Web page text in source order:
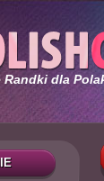
Randki dla